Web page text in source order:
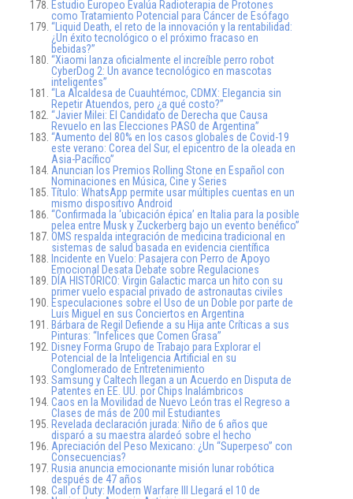
Estudio Europeo Evalúa Radioterapia de Protones
como Tratamiento Potencial para Cáncer de Esófago
“Liquid Death, el reto de la innovación y la rentabilidad:
¿Un éxito tecnológico o el próximo fracaso en
bebidas?”
“Xiaomi lanza oficialmente el increíble perro robot
CyberDog 2: Un avance tecnológico en mascotas
inteligentes”
“La Alcaldesa de Cuauhtémoc, CDMX: Elegancia sin
Repetir Atuendos, pero ¿a qué costo?”
“Javier Milei: El Candidato de Derecha que Causa
Revuelo en las Elecciones PASO de Argentina”
“Aumento del 80% en los casos globales de Covid-19
este verano: Corea del Sur, el epicentro de la oleada en
Asia-Pacífico”
Anuncian los Premios Rolling Stone en Español con
Nominaciones en Música, Cine y Series
Título: WhatsApp permite usar múltiples cuentas en un
mismo dispositivo Android
“Confirmada la ‘ubicación épica’ en Italia para la posible
pelea entre Musk y Zuckerberg bajo un evento benéfico”
OMS respalda integración de medicina tradicional en
sistemas de salud basada en evidencia científica
Incidente en Vuelo: Pasajera con Perro de Apoyo
Emocional Desata Debate sobre Regulaciones
DÍA HISTÓRICO: Virgin Galactic marca un hito con su
primer vuelo espacial privado de astronautas civiles
Especulaciones sobre el Uso de un Doble por parte de
Luis Miguel en sus Conciertos en Argentina
Bárbara de Regil Defiende a su Hija ante Críticas a sus
Pinturas: “Infelices que Comen Grasa”
Disney Forma Grupo de Trabajo para Explorar el
Potencial de la Inteligencia Artificial en su
Conglomerado de Entretenimiento
Samsung y Caltech llegan a un Acuerdo en Disputa de
Patentes en EE. UU. por Chips Inalámbricos
Caos en la Movilidad de Nuevo León tras el Regreso a
Clases de más de 200 mil Estudiantes
Revelada declaración jurada: Niño de 6 años que
disparó a su maestra alardeó sobre el hecho
Apreciación del Peso Mexicano: ¿Un “Superpeso” con
Consecuencias?
Rusia anuncia emocionante misión lunar robótica
después de 47 años
Call of Duty: Modern Warfare III Llegará el 10 de